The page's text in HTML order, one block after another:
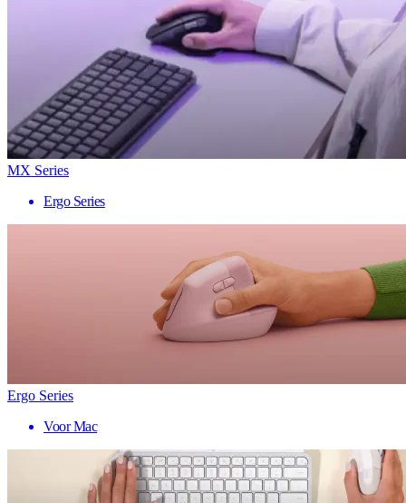
MX Series
Ergo Series
Ergo Series
Voor Mac